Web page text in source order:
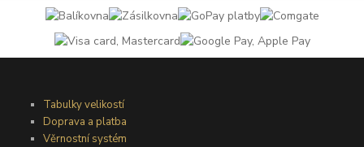
Tabulky velikostí
Doprava a platba
Věrnostní systém